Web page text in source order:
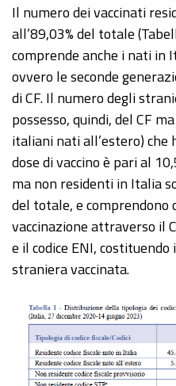
Il numero dei vaccinati
all’89,03% del totale
comprende anche i nati
ovvero le seconde
di CF. Il numero degli
possesso, quindi, del CF
italiani nati all’estero) che
dose di vaccino è pari al
ma non residenti in Italia
del totale, e comprendono
vaccinazione attraverso il
e il codice ENI,
straniera vaccinata.